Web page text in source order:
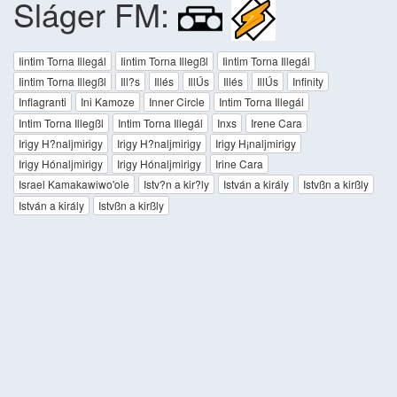
Sláger FM:
Iintim Torna Illegál Iintim Torna Illegßl
Iintim Torna Illegál
Iintim Torna Illegßl
Ill?s Illés IllÚs Illés IllÚs
Infinity
Inflagranti
Ini Kamoze Inner Circle
Intim Torna Illegál
Intim Torna Illegßl
Intim Torna Illegál Inxs
Irene Cara
Irigy H?naljmirigy
Irigy H?naljmirigy
Irigy H¡naljmirigy
Irigy Hónaljmirigy
Irigy Hónaljmirigy
Irine Cara
Israel Kamakawiwo'ole
Istv?n a kir?ly István a király
Istvßn a kirßly
István a király
Istvßn a kirßly